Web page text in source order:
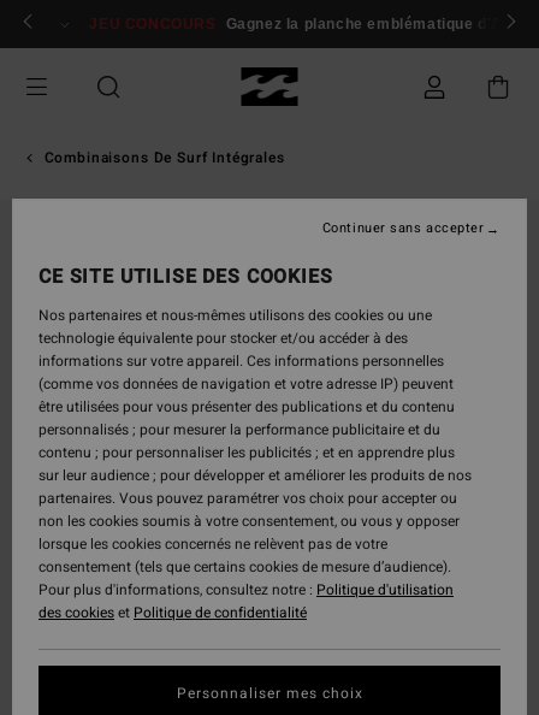
Passer
Se connecter / s'inscrire
JEU CONCOURS Gagnez la planche emblématique d'Andy
Combinaisons De Surf Intégrales
CE SITE UTILISE DES COOKIES
Nos partenaires et nous-mêmes utilisons des cookies ou une
technologie équivalente pour stocker et/ou accéder à des
informations sur votre appareil. Ces informations personnelles
(comme vos données de navigation et votre adresse IP) peuvent
être utilisées pour vous présenter des publications et du contenu
personnalisés ; pour mesurer la performance publicitaire et du
contenu ; pour personnaliser les publicités ; et en apprendre plus
sur leur audience ; pour développer et améliorer les produits de nos
partenaires. Vous pouvez paramétrer vos choix pour accepter ou
non les cookies soumis à votre consentement, ou vous y opposer
lorsque les cookies concernés ne relèvent pas de votre
consentement (tels que certains cookies de mesure d’audience).
Pour plus d'informations, consultez notre : Politique d'utilisation
des cookieset Politique de confidentialité
Personnaliser mes choix
Continuer sans accepter